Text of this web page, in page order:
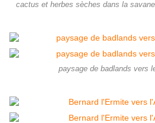
cactus et herbes sèches dans la
paysage de badlands vers